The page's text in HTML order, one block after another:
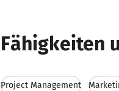
Fähigkeiten
Project Management